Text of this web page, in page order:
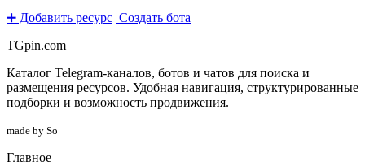
➕ Добавить ресурс Создать бота
TGpin.com
Каталог Telegram-каналов, ботов и чатов для поиска и
размещения ресурсов. Удобная навигация, структурированные
подборки и возможность продвижения.
made by So
Главное